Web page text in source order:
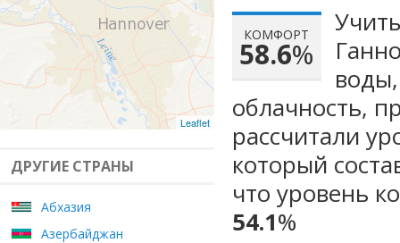
Leaflet
ДРУГИЕ СТРАНЫ
Абхазия
Азербайджан
КОМФОРТ
58.6%
облачность,
рассчитали
который
что уровень
54.1%